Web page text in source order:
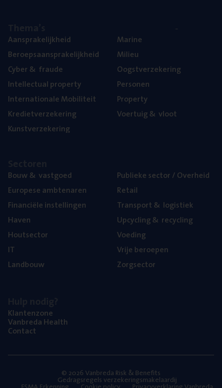
Aan­spra­ke­lijk­heid
Beroeps­aan­spra­ke­lijk­heid
Cyber& fraude
Intel­lec­tu­al property
Inter­na­ti­o­na­le Mobiliteit
Kre­diet­ver­ze­ke­ring
Kunst­ver­ze­ke­ring
Mari­ne
Mili­eu
Oogst­ver­ze­ke­ring
Per­so­nen
Pro­per­ty
Voer­tuig& vloot
Bouw& vastgoed
Euro­pe­se ambtenaren
Finan­ci­ë­le instellingen
Haven
Hout­sec­tor
IT
Land­bouw
Publie­ke sec­tor / Overheid
Retail
Trans­port& logistiek
Upcy­cling& recycling
Voe­ding
Vrije beroe­pen
Zorg­sec­tor
Klan­ten­zo­ne
Van­b­re­da Health
Con­tact
© 2026 Vanbreda Risk & Benefits
Gedragsregels verzekeringsmakelaardij